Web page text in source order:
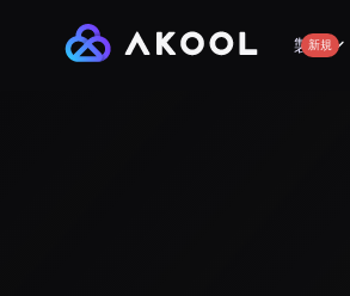
製品
新規